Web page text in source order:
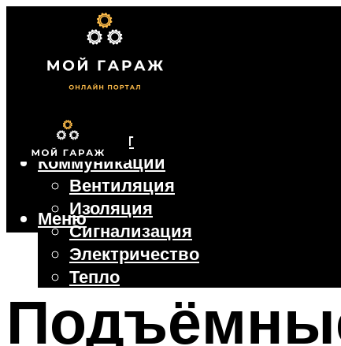
Фундамент
Коммуникации
Вентиляция
Изоляция
Сигнализация
Электричество
Тепло
Крыша
Ворота
Меню